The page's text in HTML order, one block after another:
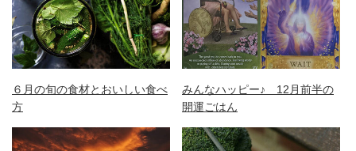
６月の旬の食材とおいしい食べ
方
みんなハッピー♪ 12月前半の
開運ごはん